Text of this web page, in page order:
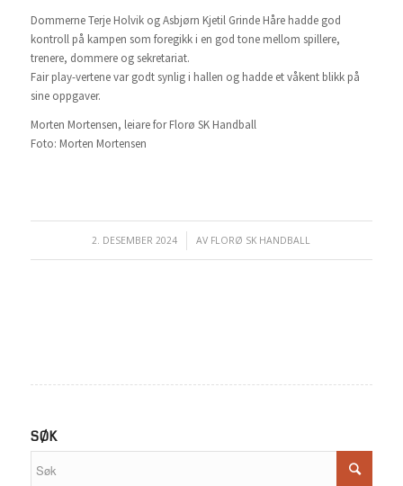
Dommerne Terje Holvik og Asbjørn Kjetil Grinde Håre hadde god
kontroll på kampen som foregikk i en god tone mellom spillere,
trenere, dommere og sekretariat.
Fair play-vertene var godt synlig i hallen og hadde et våkent blikk på
sine oppgaver.
Morten Mortensen, leiare for Florø SK Handball
Foto: Morten Mortensen
2. DESEMBER 2024
/ AV FLORØ SK HANDBALL
SØK